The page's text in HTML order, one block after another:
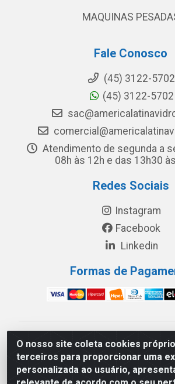
O nosso site coleta cookies
terceiros para proporcionar uma
personalizada ao usuário,
MAQUINAS
Fale Conosco
(45) 3122-5702
(45) 3122-5702
Atendimento de segunda a
08h às 12h e das 13h30
Redes Sociais
Instagram
Facebook
Linkedin
Formas de
América Latina Indústria e Comércio de
CNPJ 19.813.045/0001-03 - Rua
Andrade, 151 Núcleo Industrial III –
85.811-530